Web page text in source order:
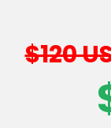
$120